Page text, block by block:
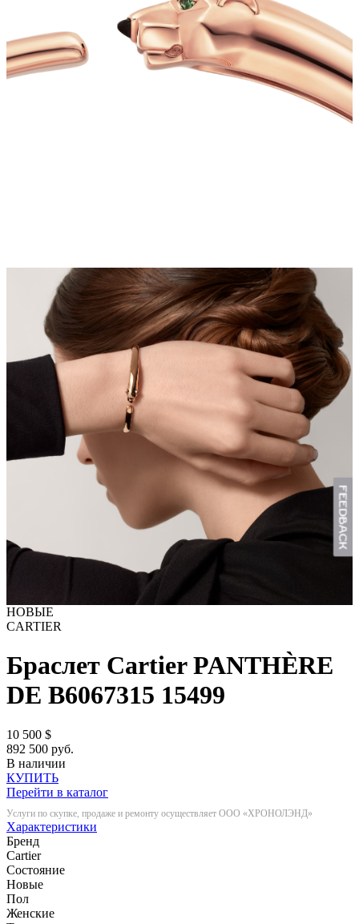
НОВЫЕ
CARTIER
Браслет Cartier PANTHÈRE
DE B6067315 15499
10 500 $
892 500 руб.
В наличии
КУПИТЬ
Перейти в каталог
Услуги по скупке, продаже и ремонту осуществляет ООО «ХРОНОЛЭНД»
Характеристики
Бренд
Cartier
Состояние
Новые
Пол
Женские